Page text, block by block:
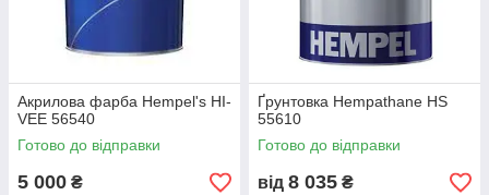
Акрилова фарба Hempel's HI-
VEE 56540
Готово до відправки
5 000 ₴
Ґрунтовка Hempathane HS
55610
Готово до відправки
від 8 035 ₴